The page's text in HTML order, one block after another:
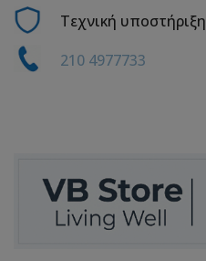
Τεχνική υποστήριξη
210 4977733